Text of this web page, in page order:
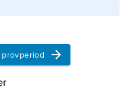
provperiod